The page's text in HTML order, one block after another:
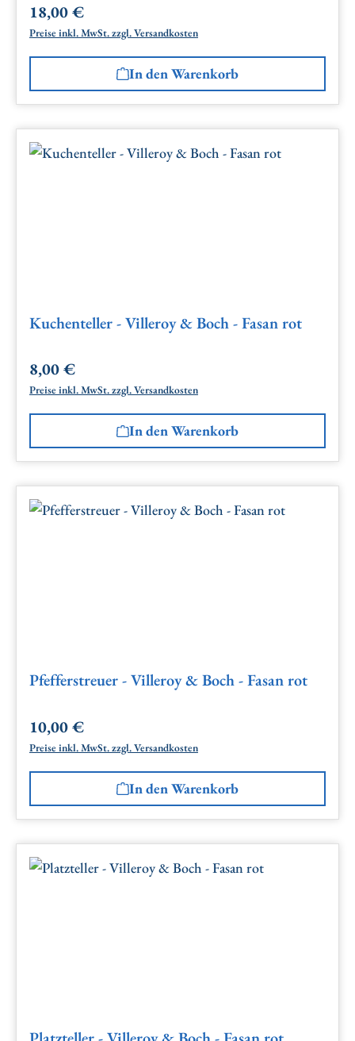
Regulärer Preis:
18,00 €
Preise inkl. MwSt. zzgl. Versandkosten
In den Warenkorb
Kuchenteller - Villeroy & Boch - Fasan rot
Regulärer Preis:
8,00 €
Preise inkl. MwSt. zzgl. Versandkosten
In den Warenkorb
Pfefferstreuer - Villeroy & Boch - Fasan rot
Regulärer Preis:
10,00 €
Preise inkl. MwSt. zzgl. Versandkosten
In den Warenkorb